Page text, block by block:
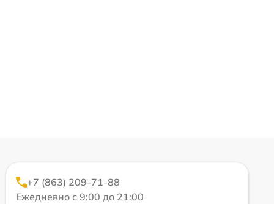
+7 (863) 209-71-88
Ежедневно с 9:00 до 21:00